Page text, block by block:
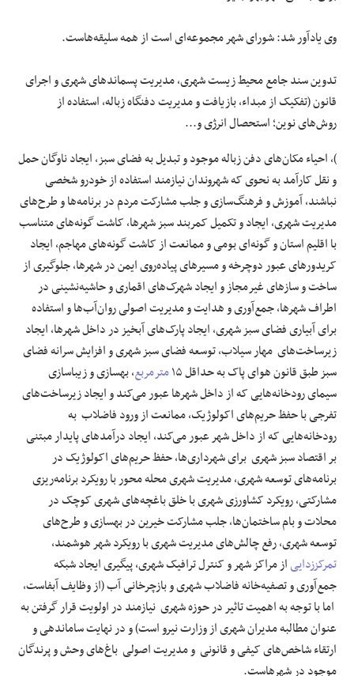
وی یادآور شد: شورای شهر مجموعه‌ای است از همه سلیقه‌هاست.
تدوین سند جامع محیط زیست شهری، مدیریت پسماندهای شهری و اجرای
قانون (تفکیک از مبداء، بازیافت و مدیریت دفنگاه زباله، استفاده از
روش‌های نوین؛ استحصال انرژی و...
)، احیاء مکان‌های دفن زباله موجود و تبدیل به فضای سبز، ایجاد ناوگان حمل
و نقل کارآمد به نحوی که شهروندان نیازمند استفاده از خودرو شخصی
نباشند، آموزش و فرهنگ‌سازی و جلب مشارکت مردم در برنامه‌ها و طرح‌های
مدیریت شهری، ایجاد و تکمیل کمربند سبز شهرها، کاشت گونه‌های متناسب
با اقلیم استان و گونه‌ای بومی و ممانعت از کاشت گونه‌های مهاجم، ایجاد
کریدورهای عبور دوچرخه و مسیرهای پیاده‌روی ایمن در شهرها، جلوگیری از
ساخت و سازهای غیرمجاز و ایجاد شهرک‌های اقماری و حاشیه‌نشینی در
اطراف شهرها، جمع‌آوری و هدایت و مدیریت اصولی روان‌آب‌ها و استفاده
برای آبیاری فضای سبز شهری، ایجاد پارک‌های آبخیز در داخل شهرها، ایجاد
زیرساخت‌های مهار سیلاب، توسعه فضای سبز شهری و افزایش سرانه فضای
سبز طبق قانون هوای پاک به حداقل ۱۵
مترمربع، بهسازی و زیباسازی
سیمای رودخانه‌هایی که از داخل شهرها عبور می‌کند و ایجاد زیرساخت‌های
تفرجی با حفظ حریم‌های اکولوژیک، ممانعت از ورود فاضلاب به
رودخانه‌هایی که از داخل شهر عبور می‌کند، ایجاد درآمدهای پایدار مبتنی
بر اقتصاد سبز شهری برای شهرداری‌ها، حفظ حریم‌های اکولوژیک در
برنامه‌های توسعه شهری، مدیریت شهری محله محور با رویکرد برنامه‌ریزی
مشارکتی، رویکرد کشاورزی شهری با خلق باغچه‌های شهری کوچک در
محلات و بام ساختمان‌ها، جلب مشارکت خیرین در بهسازی و طرح‌های
توسعه شهری، رفع چالش‌های مدیریت شهری با رویکرد شهر هوشمند،
تمرکززداییاز مراکز شهر و کنترل ترافیک شهری، پیگیری ایجاد شبکه
جمع‌آوری و تصفیه‌خانه فاضلاب شهری و بازچرخانی آب (از وظایف آبفاست،
اما با توجه به اهمیت تاثیر در حوزه شهری نیازمند در اولویت قرار گرفتن به
عنوان مطالبه مدیران شهری از وزارت نیرو است) و در نهایت ساماندهی و
ارتقاء شاخص‌های کیفی و قانونی و مدیریت اصولی باغ‌های وحش و پرندگان
موجود در شهرهاست.